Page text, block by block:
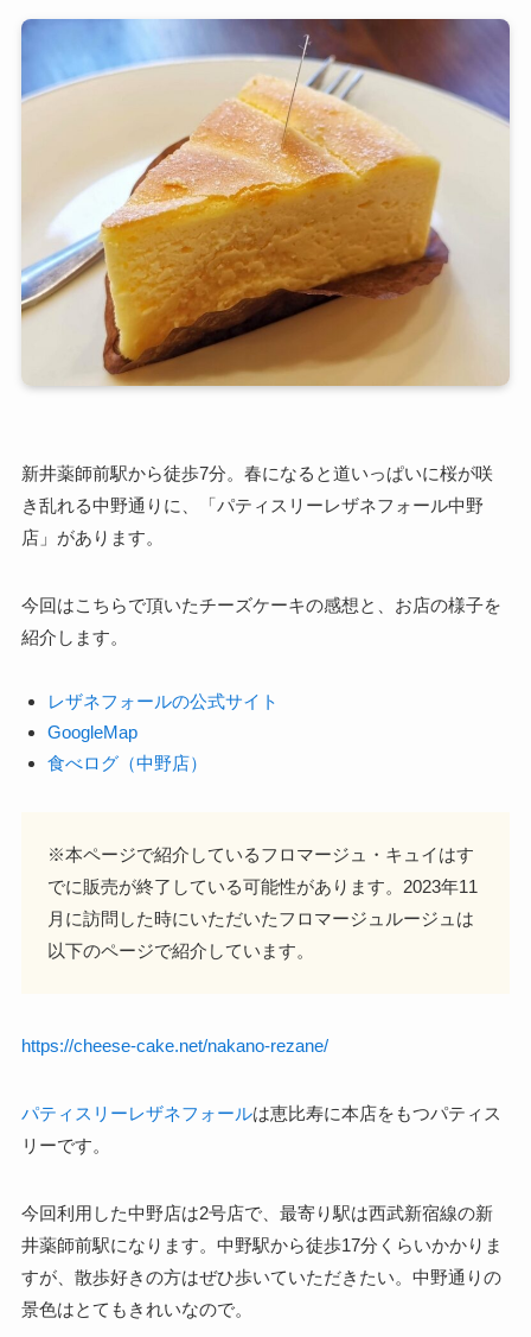
新井薬師前駅から徒歩7分。春になると道いっぱいに桜が咲
き乱れる中野通りに、「パティスリーレザネフォール中野
店」があります。
今回はこちらで頂いたチーズケーキの感想と、お店の様子を
紹介します。
レザネフォールの公式サイト
GoogleMap
食べログ（中野店）
※本ページで紹介しているフロマージュ・キュイはす
でに販売が終了している可能性があります。2023年11
月に訪問した時にいただいたフロマージュルージュは
以下のページで紹介しています。
https://cheese-cake.net/nakano-rezane/
パティスリーレザネフォールは恵比寿に本店をもつパティス
リーです。
今回利用した中野店は2号店で、最寄り駅は西武新宿線の新
井薬師前駅になります。中野駅から徒歩17分くらいかかりま
すが、散歩好きの方はぜひ歩いていただきたい。中野通りの
景色はとてもきれいなので。